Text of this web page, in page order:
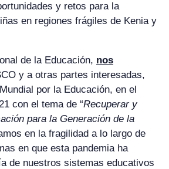
y retos para la
en regiones frágiles de Kenia y
de la Educación, nos
y a otras partes interesadas,
por la Educación, en el
con el tema de “Recuperar y
para la Generación de la
en la fragilidad a lo largo de
en que esta pandemia ha
de nuestros sistemas educativos